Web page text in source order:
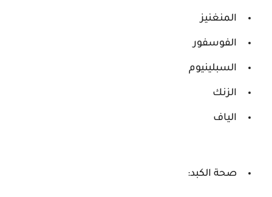
المنغنيز
الفوسفور
السبلينيوم
الزنك
الياف
صحة الكبد: